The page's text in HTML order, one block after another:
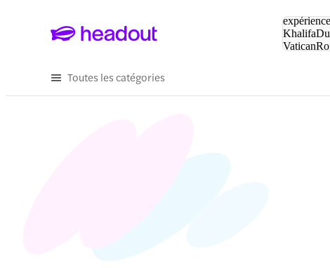
Khalifa
Vatican
Toutes les catégories